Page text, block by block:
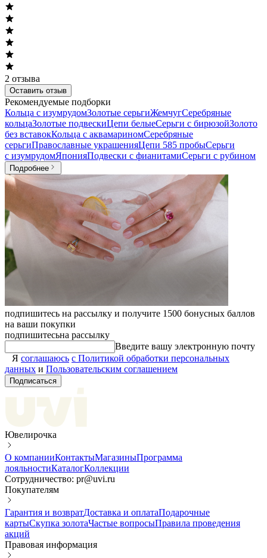
2 отзыва
Оставить отзыв
Рекомендуемые подборки
Кольца с изумрудомЗолотые серьгиЖемчугСеребряные
кольцаЗолотые подвескиЦепи белыеСерьги с бирюзойЗолото
без вставокКольца с аквамариномСеребряные
серьгиПравославные украшенияЦепи 585 пробыСерьги
с изумрудомЯпонияПодвески с фианитамиСерьги с рубином
Подробнее
подпишитесь на рассылку и получите 1500 бонусных баллов
на ваши покупки
подпишитесьна рассылку
Введите вашу электронную почту
Я соглашаюсь с Политикой обработки персональных
данных и Пользовательским соглашением
Подписаться
Ювелирочка
О компанииКонтактыМагазиныПрограмма
лояльностиКаталогКоллекции
Сотрудничество: pr@uvi.ru
Покупателям
Гарантия и возвратДоставка и оплатаПодарочные
картыСкупка золотаЧастые вопросыПравила проведения
акций
Правовая информация